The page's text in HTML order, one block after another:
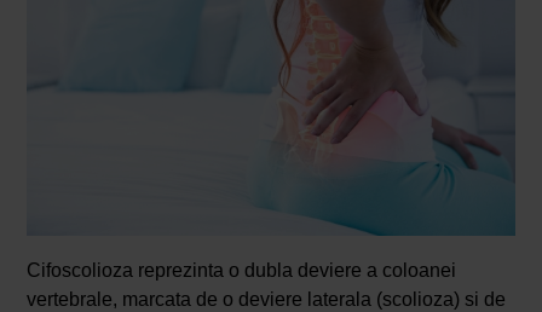
Cifoscolioza reprezinta o dubla deviere a coloanei
vertebrale, marcata de o deviere laterala (scolioza) si de